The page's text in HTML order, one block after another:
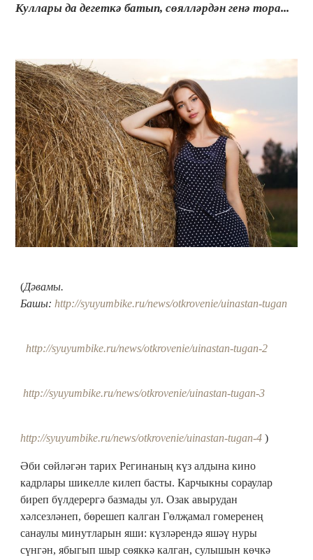
Куллары да дегеткә батып, сөялләрдән генә тора...
(Дәвамы.
Башы: http://syuyumbike.ru/news/otkrovenie/uinastan-tugan
http://syuyumbike.ru/news/otkrovenie/uinastan-tugan-2
http://syuyumbike.ru/news/otkrovenie/uinastan-tugan-3
http://syuyumbike.ru/news/otkrovenie/uinastan-tugan-4 )
Әби сөйләгән тарих Регинаның күз алдына кино
кадрлары шикелле килеп басты. Карчыкны сораулар
биреп бүлдерергә базмады ул. Озак авырудан
хәлсезләнеп, бөрешеп калган Гөлҗамал гомеренең
санаулы минутларын яши: күзләрендә яшәү нуры
сүнгән, ябыгып шыр сөяккә калган, сулышын көчкә